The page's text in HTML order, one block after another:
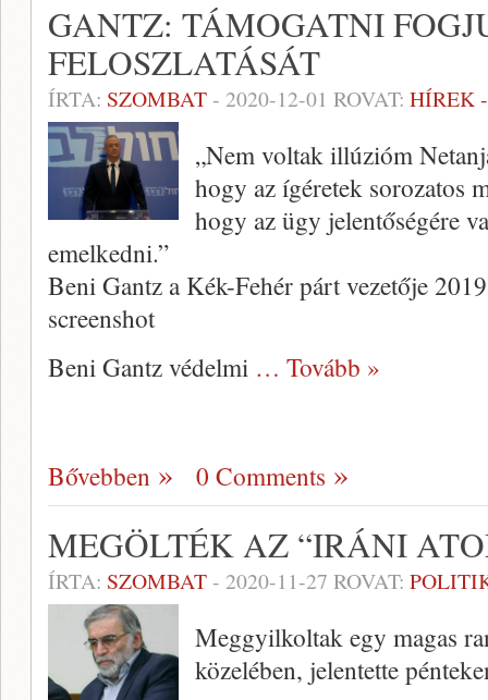
GANTZ: TÁMOGATNI
FELOSZLATÁSÁT
ÍRTA: SZOMBAT- 2020-12-01 ROVAT: HÍREK
„Nem voltak illúzióm
hogy az ígéretek sorozatos
hogy az ügy jelentőségére
emelkedni.”
Beni Gantz a Kék-Fehér párt vezetője
screenshot
Beni Gantz védelmi … Tovább »
Bővebben 0 Comments
MEGÖLTÉK AZ “IRÁNI
ÍRTA: SZOMBAT- 2020-11-27 ROVAT:
Meggyilkoltak egy magas
közelében, jelentette